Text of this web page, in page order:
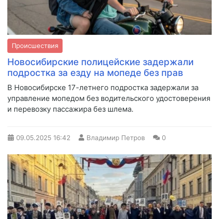
Происшествия
Новосибирские полицейские задержали
подростка за езду на мопеде без прав
В Новосибирске 17-летнего подростка задержали за
управление мопедом без водительского удостоверения
и перевозку пассажира без шлема.
09.05.2025 16:42 Владимир Петров 0